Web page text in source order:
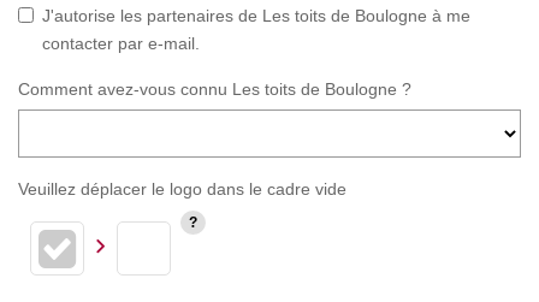
J'autorise les partenaires de Les toits de Boulogne à me
contacter par e-mail.
Comment avez-vous connu Les toits de Boulogne ?
Veuillez déplacer le logo dans le cadre vide